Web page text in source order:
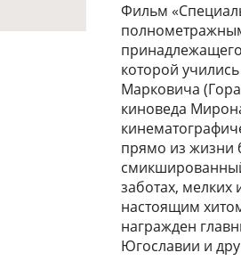
Фильм
которой
Марковича
киноведа
прямо из жизни
заботах, мелких
настоящим
награжден
Югославии и